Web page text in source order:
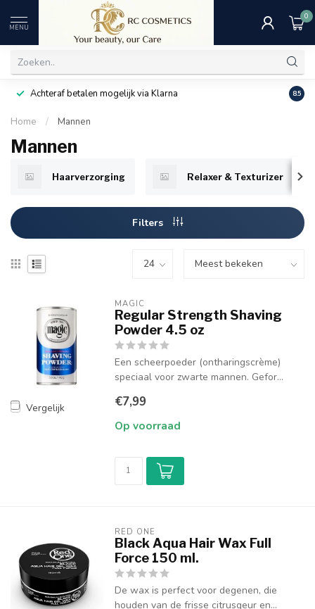
MENU
0
Achteraf betalen mogelijk via Klarna 8.5
Home / Mannen
Mannen
Haarverzorging Relaxer & Texturizer
Filters
Vergelijk
MAGIC
Regular Strength Shaving
Powder 4.5 oz
Een scheerpoeder (ontharingscrème)
speciaal voor zwarte mannen. Gefor...
€7,99
Op voorraad
RED ONE
Black Aqua Hair Wax Full
Force 150 ml.
De wax is perfect voor degenen, die
houden van de frisse citrusgeur en...